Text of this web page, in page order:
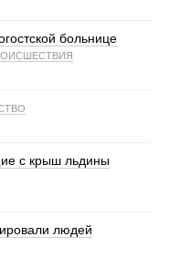
больнице
с крыш льдины
людей